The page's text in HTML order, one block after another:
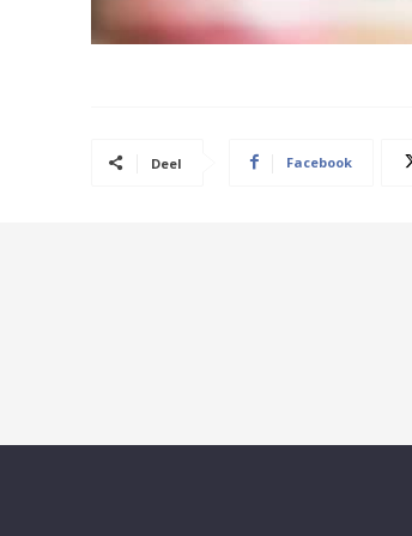
Deel Facebook